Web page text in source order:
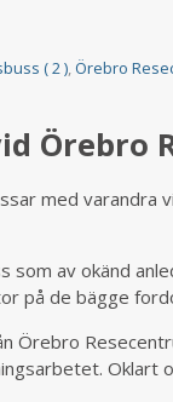
( 2 ),Örebro
Örebro
med varandra
av okänd
på de bägge
Örebro
Oklart